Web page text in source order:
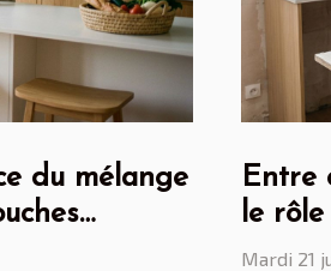
du mélange
Entre
le
Mardi 21